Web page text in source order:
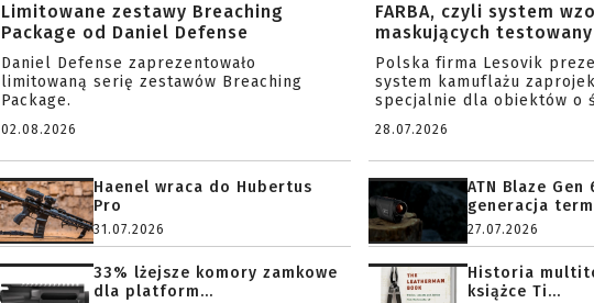
Limitowane zestawy Breaching
Package od Daniel Defense
Daniel Defense zaprezentowało
limitowaną serię zestawów Breaching
Package.
02.08.2026
Haenel wraca do Hubertus
Pro
31.07.2026
33% lżejsze komory zamkowe
dla platform...
FARBA, czyli system
maskujących
Polska firma Lesovik
system kamuflażu
specjalnie dla obiektów o
28.07.2026
ATN Blaze Gen
generacja
27.07.2026
Historia
książce Ti...